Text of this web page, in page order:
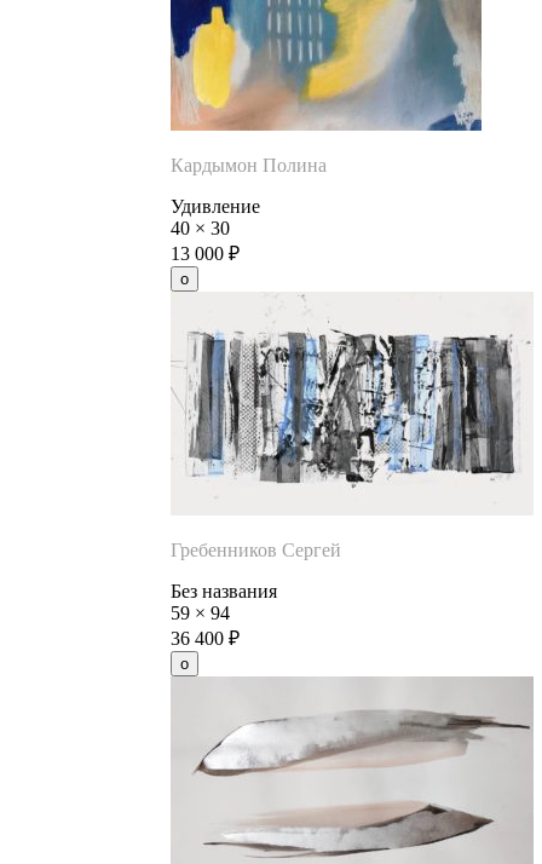
Кардымон Полина
Удивление
40 × 30
13 000 ₽
Гребенников Сергей
Без названия
59 × 94
36 400 ₽